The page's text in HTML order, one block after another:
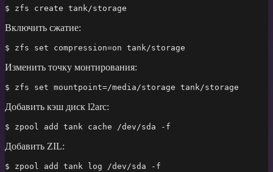
$ zfs create tank/storage
Включить сжатие:
$ zfs set compression=on tank/storage
Изменить точку монтирования:
$ zfs set mountpoint=/media/storage tank/storage
Добавить кэш диск l2arc:
$ zpool add tank cache /dev/sda -f
Добавить ZIL:
$ zpool add tank log /dev/sda -f